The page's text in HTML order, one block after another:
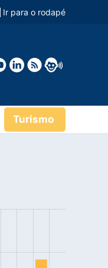
Ir para o rodapé
Turismo